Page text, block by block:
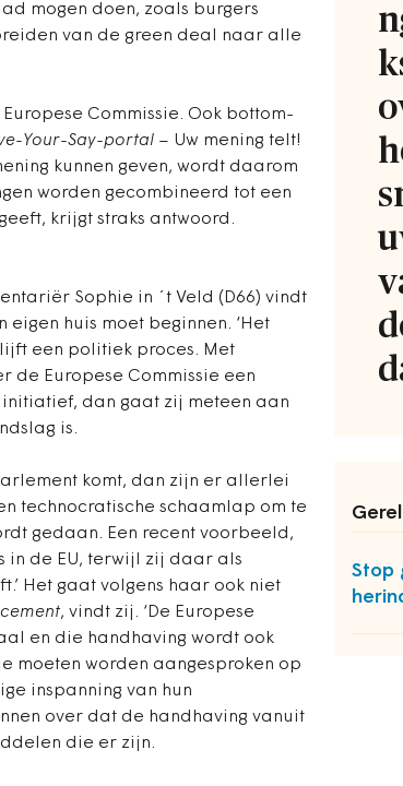
mogen doen, zoals burgers
van de green deal naar alle
Commissie. Ook bottom-
Your-Say-portal – Uw mening telt!
kunnen geven, wordt daarom
worden gecombineerd tot een
krijgt straks antwoord.
Sophie in ´t Veld (D66) vindt
huis moet beginnen. ‘Het
een politiek proces. Met
de Europese Commissie een
dan gaat zij meteen aan
is.
komt, dan zijn er allerlei
technocratische schaamlap om te
gedaan. Een recent voorbeeld,
in de EU, terwijl zij daar als
Het gaat volgens haar ook niet
, vindt zij. ‘De Europese
en die handhaving wordt ook
moeten worden aangesproken op
inspanning van hun
over dat de handhaving vanuit
die er zijn.
Stop